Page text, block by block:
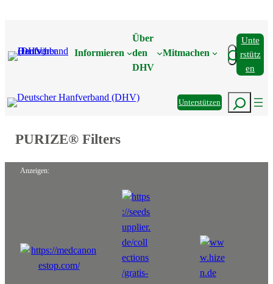
Informieren
Über
den
DHV
Mitmachen Suchen
Unte
Rstütz
En
UnterstützenSuchen
PURIZE® Filters
Anzeigen: